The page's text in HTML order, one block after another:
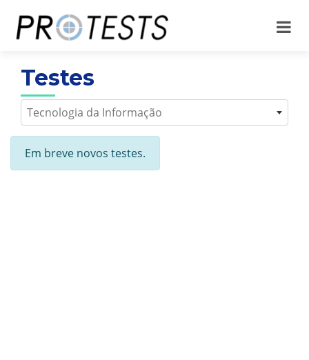
Testes
Tecnologia da Informação
Em breve novos testes.